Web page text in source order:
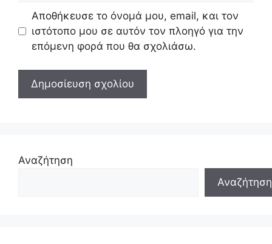
Αποθήκευσε το όνομά μου, email, και τον
ιστότοπο μου σε αυτόν τον πλοηγό για την
επόμενη φορά που θα σχολιάσω.
Αναζήτηση
Αναζήτηση